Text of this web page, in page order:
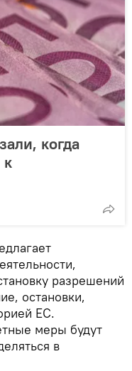
когда
к
разрешений
остановки,
ЕС.
меры будут
в